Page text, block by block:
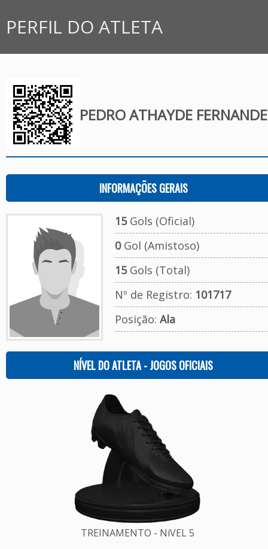
PERFIL DO ATLETA
PEDRO ATHAYDE
INFORMAÇÕES GERAIS
15Gols (Oficial)
0Gol (Amistoso)
15Gols (Total)
Nº de Registro: 101717
Posição: Ala
NÍVEL DO ATLETA - JOGOS OFICIAIS
TREINAMENTO - NíVEL 5